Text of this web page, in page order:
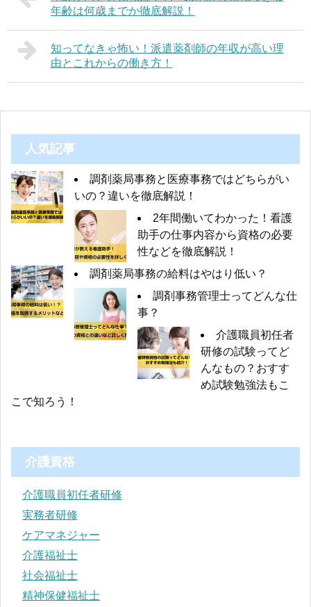
年齢は何歳までか徹底解説！
知ってなきゃ怖い！派遣薬剤師の年収が高い理
由とこれからの働き方！
人気記事
調剤薬局事務と医療事務ではどちらがい
いの？違いを徹底解説！
2年間働いてわかった！看護
助手の仕事内容から資格の必要
性などを徹底解説！
調剤薬局事務の給料はやはり低い？
調剤事務管理士ってどんな仕
事？
介護職員初任者
研修の試験ってど
んなもの？おすす
め試験勉強法もこ
こで知ろう！
介護資格
介護職員初任者研修
実務者研修
ケアマネジャー
介護福祉士
社会福祉士
精神保健福祉士